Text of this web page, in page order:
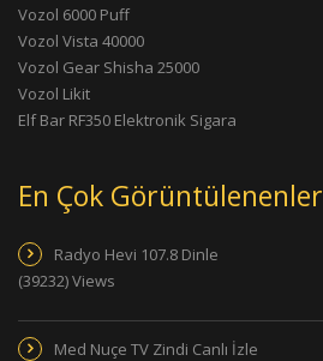
Vozol 6000 Puff
Vozol Vista 40000
Vozol Gear Shisha 25000
Vozol Likit
Elf Bar RF350 Elektronik Sigara
En Çok Görüntülenenler
Radyo Hevi 107.8 Dinle
(39232) Views
Med Nuçe TV Zindi Canlı İzle